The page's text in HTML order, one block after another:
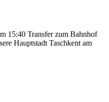
15:40 Transfer zum Bahnhof
Hauptstadt Taschkent am